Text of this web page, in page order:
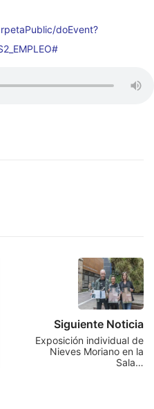
doEvent?
Siguiente Noticia
Exposición individual de
Nieves Moriano en la
Sala…